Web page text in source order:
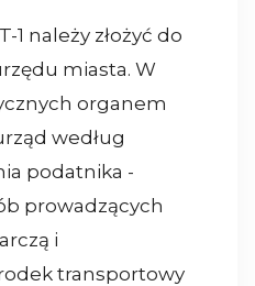
1 należy złożyć do
miasta. W
organem
według
podatnika -
prowadzących
i
transportowy